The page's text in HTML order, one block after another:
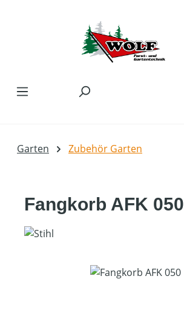
Garten Zubehör Garten
Fangkorb AFK 050
Bildergalerie überspringen